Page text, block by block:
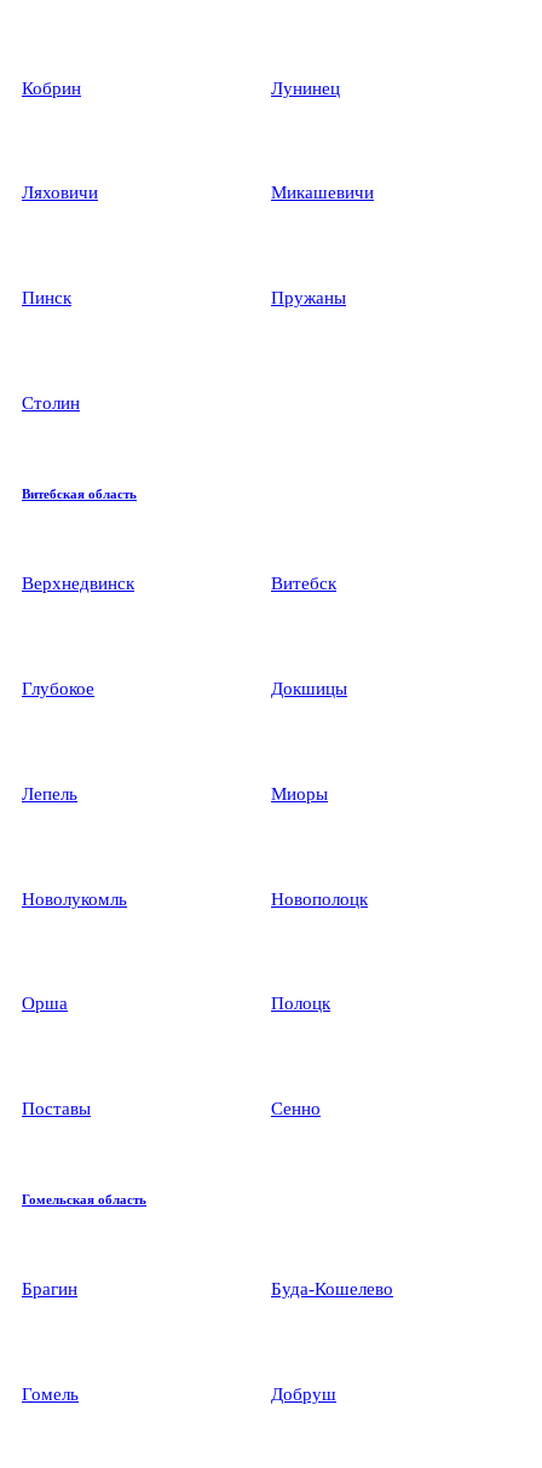
Кобрин Лунинец
Ляховичи Микашевичи
Пинск Пружаны
Столин
Витебская область
Верхнедвинск Витебск
Глубокое Докшицы
Лепель Миоры
Новолукомль Новополоцк
Орша Полоцк
Поставы Сенно
Гомельская область
Брагин Буда-Кошелево
Гомель Добруш